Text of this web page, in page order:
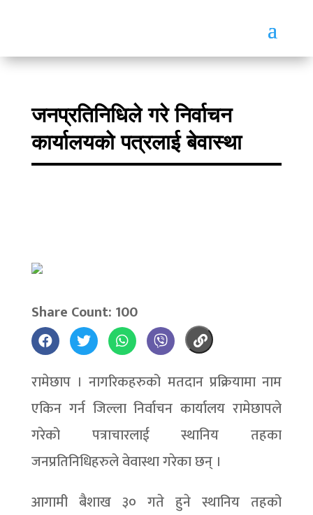
जनप्रतिनिधिले गरे निर्वाचन
कार्यालयको पत्रलाई बेवास्था
Share Count: 100
रामेछाप । नागरिकहरुको मतदान प्रक्रियामा नाम
एकिन गर्न जिल्ला निर्वाचन कार्यालय रामेछापले
गरेको पत्राचारलाई स्थानिय तहका
जनप्रतिनिधिहरुले वेवास्था गरेका छन् ।
आगामी बैशाख ३० गते हुने स्थानिय तहको